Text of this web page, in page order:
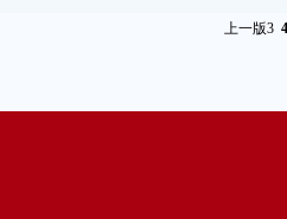
上一版3 4